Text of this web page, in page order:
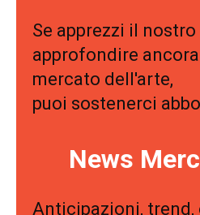
Se apprezzi il
approfondire
mercato dell'arte,
puoi sostenerci
News
Anticipazioni,